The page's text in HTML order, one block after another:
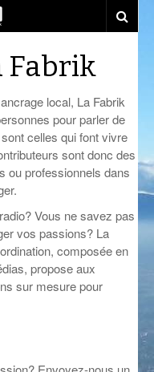
Fabrik
local, La Fabrik
pour parler de
celles qui font vivre
sont donc des
ou professionnels dans
Vous ne savez pas
vos passions? La
composée en
propose aux
sur mesure pour